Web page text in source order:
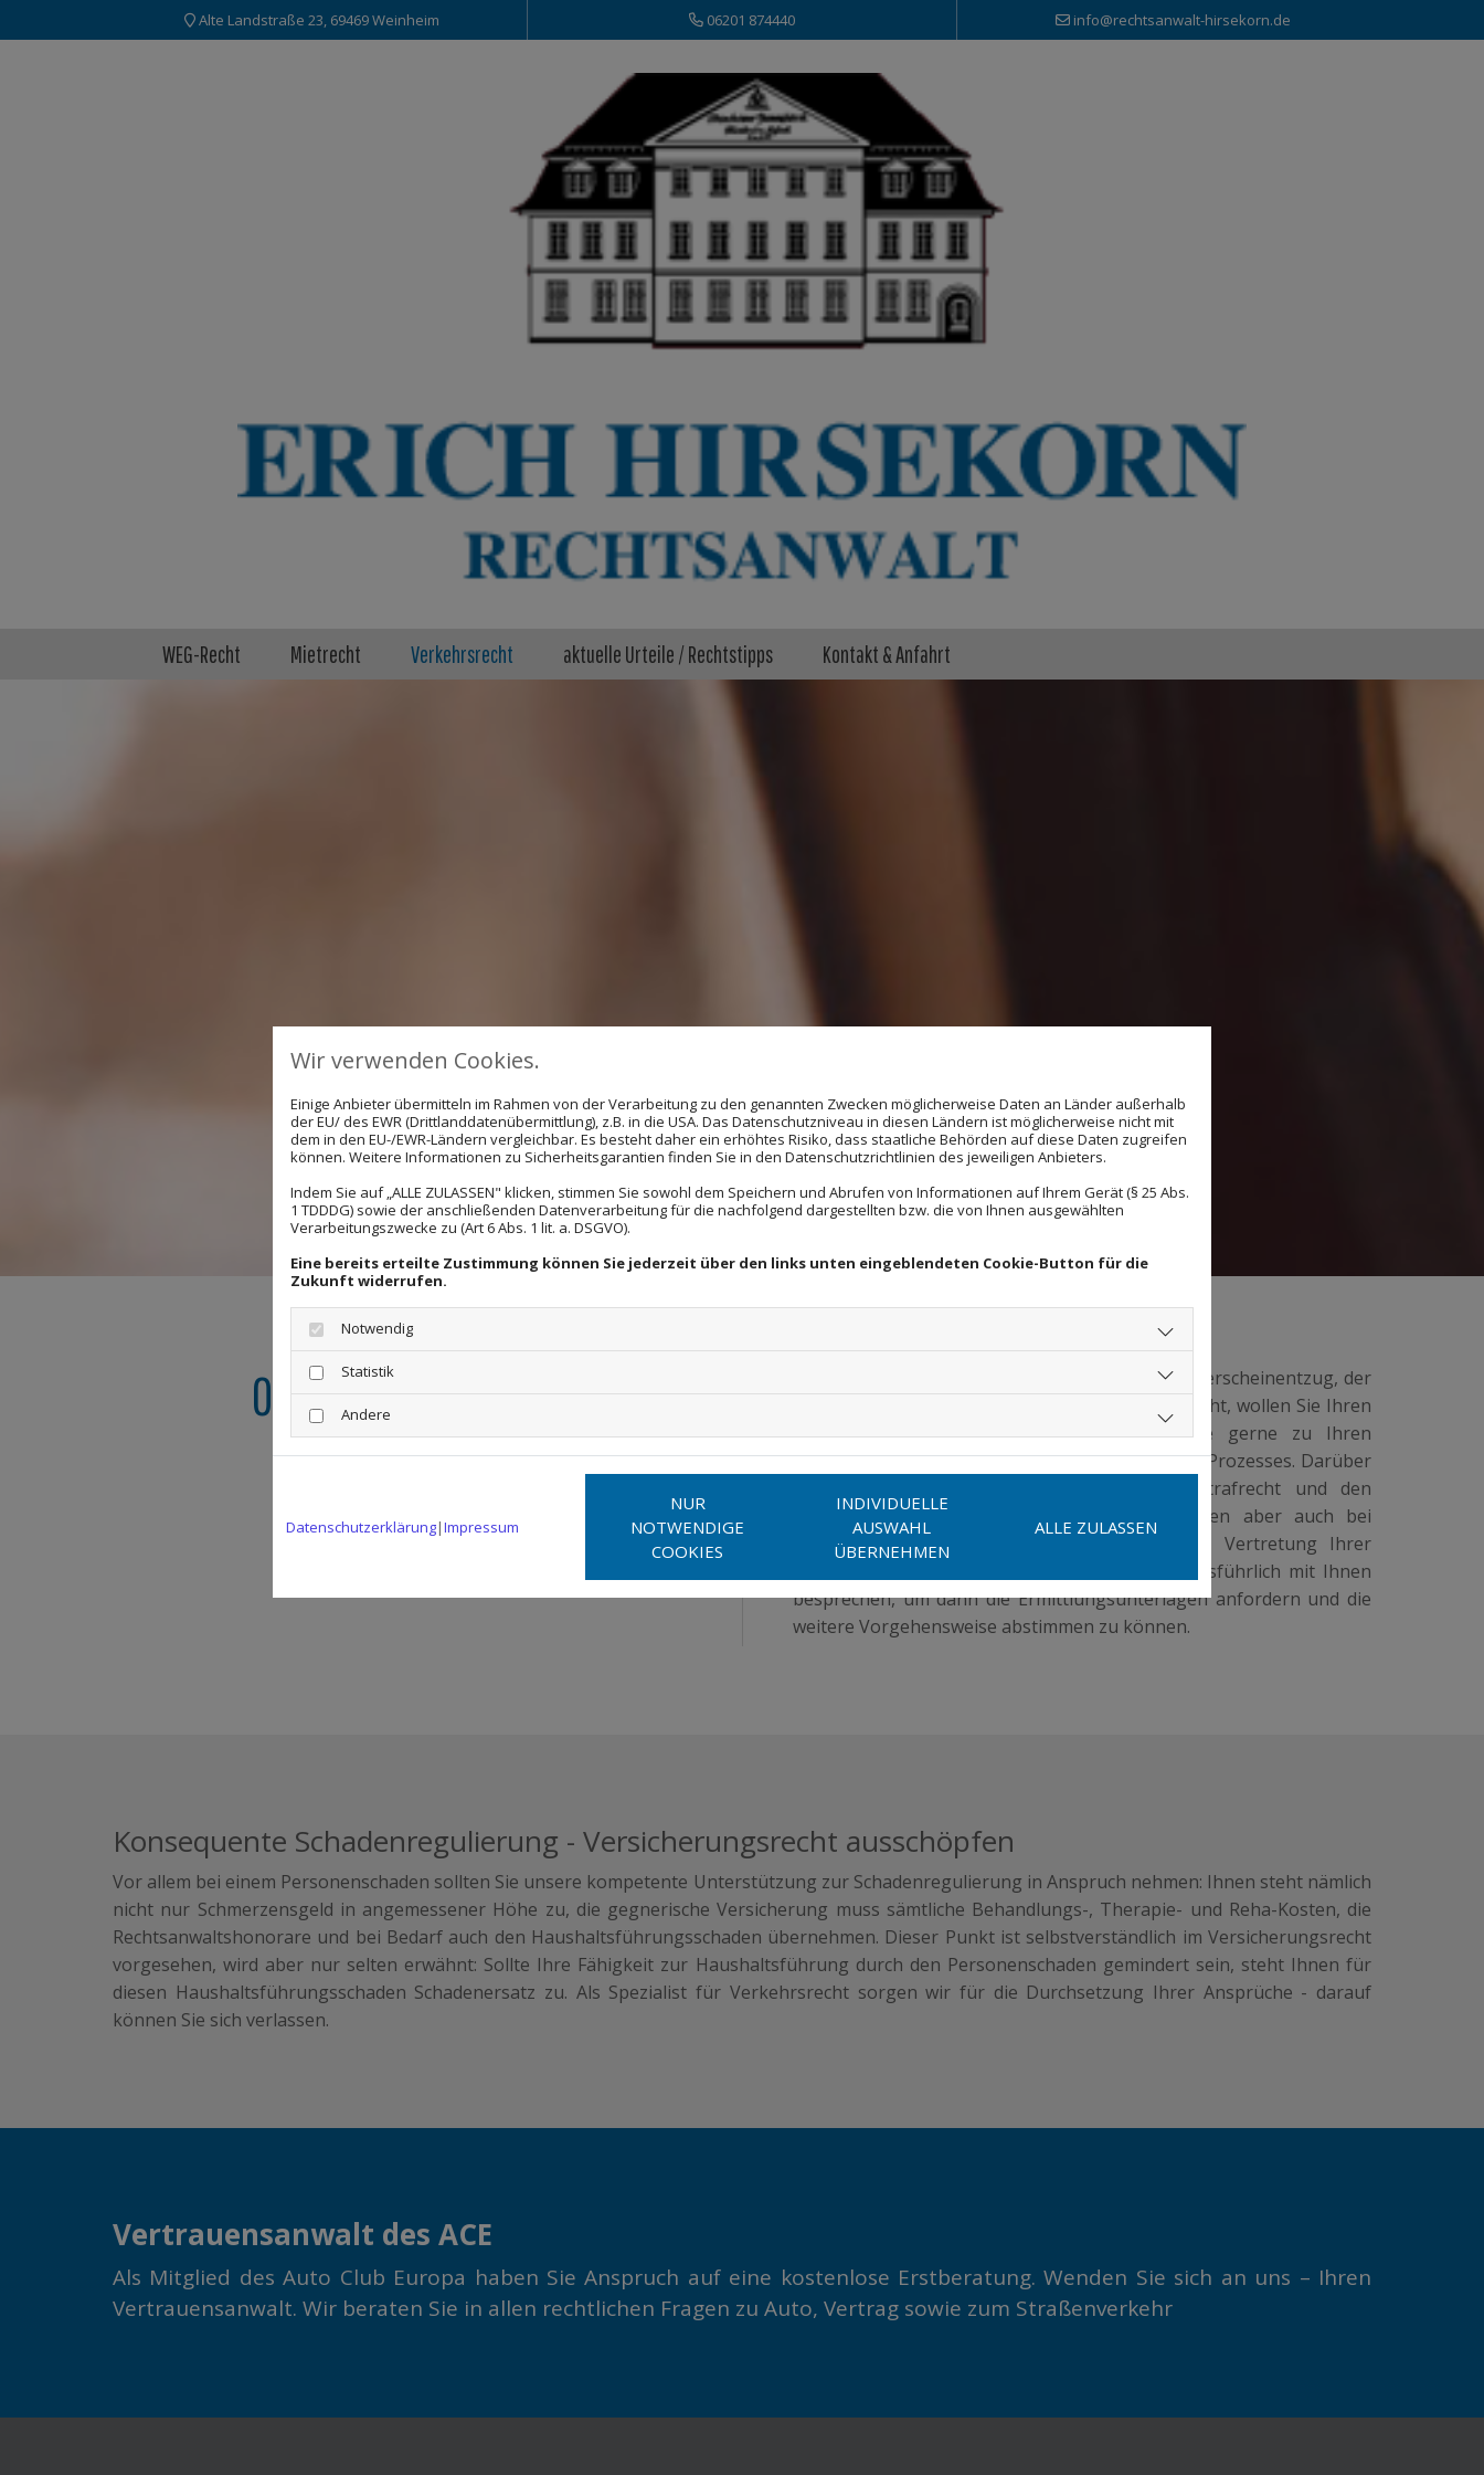
Alte Landstraße 23, 69469 Weinheim 06201 874440 info@rechtsanwalt-hirsekorn.de
WEG-Recht Mietrecht Verkehrsrecht aktuelle Urteile / Rechtstipps Kontakt & Anfahrt
Ordnungswidrigkeiten und
Führerscheinfragen
Ein wichtiger Punkt im Verkehrsrecht ist der Führerscheinentzug, der
in der Regel mit Nachschulungen (MPU) einhergeht, wollen Sie Ihren
Führerschein wiedererlangen. Wir beraten Sie gerne zu Ihren
Möglichkeiten und begleiten Sie während dieses Prozesses. Darüber
hinaus befassen wir uns mit den Verkehrsstrafrecht und den
unterschiedlichsten Ordnungswidrigkeiten, sorgen aber auch bei
einem Parkplatzunfall mit Fahrerflucht für die Vertretung Ihrer
Interessen. Im ersten Schritt werden wir uns ausführlich mit Ihnen
besprechen, um dann die Ermittlungsunterlagen anfordern und die
weitere Vorgehensweise abstimmen zu können.
Konsequente Schadenregulierung - Versicherungsrecht ausschöpfen
Vor allem bei einem Personenschaden sollten Sie unsere kompetente Unterstützung zur Schadenregulierung in Anspruch nehmen: Ihnen steht nämlich
nicht nur Schmerzensgeld in angemessener Höhe zu, die gegnerische Versicherung muss sämtliche Behandlungs-, Therapie- und Reha-Kosten, die
Rechtsanwaltshonorare und bei Bedarf auch den Haushaltsführungsschaden übernehmen. Dieser Punkt ist selbstverständlich im Versicherungsrecht
vorgesehen, wird aber nur selten erwähnt: Sollte Ihre Fähigkeit zur Haushaltsführung durch den Personenschaden gemindert sein, steht Ihnen für
diesen Haushaltsführungsschaden Schadenersatz zu. Als Spezialist für Verkehrsrecht sorgen wir für die Durchsetzung Ihrer Ansprüche - darauf
können Sie sich verlassen.
Vertrauensanwalt des ACE
Als Mitglied des Auto Club Europa haben Sie Anspruch auf eine kostenlose Erstberatung. Wenden Sie sich an uns – Ihren
Vertrauensanwalt. Wir beraten Sie in allen rechtlichen Fragen zu Auto, Vertrag sowie zum Straßenverkehr
Wir verwenden Cookies.
Einige Anbieter übermitteln im Rahmen von der Verarbeitung zu den genannten Zwecken möglicherweise Daten an Länder außerhalb
der EU/ des EWR (Drittlanddatenübermittlung), z.B. in die USA. Das Datenschutzniveau in diesen Ländern ist möglicherweise nicht mit
dem in den EU-/EWR-Ländern vergleichbar. Es besteht daher ein erhöhtes Risiko, dass staatliche Behörden auf diese Daten zugreifen
können. Weitere Informationen zu Sicherheitsgarantien finden Sie in den Datenschutzrichtlinien des jeweiligen Anbieters.
Indem Sie auf „ALLE ZULASSEN" klicken, stimmen Sie sowohl dem Speichern und Abrufen von Informationen auf Ihrem Gerät (§ 25 Abs.
1 TDDDG) sowie der anschließenden Datenverarbeitung für die nachfolgend dargestellten bzw. die von Ihnen ausgewählten
Verarbeitungszwecke zu (Art 6 Abs. 1 lit. a. DSGVO).
Eine bereits erteilte Zustimmung können Sie jederzeit über den links unten eingeblendeten Cookie-Button für die
Zukunft widerrufen.
Notwendig
Statistik
Andere
Datenschutzerklärung|Impressum
NUR
NOTWENDIGE
COOKIES
INDIVIDUELLE
AUSWAHL
ÜBERNEHMEN
ALLE ZULASSEN